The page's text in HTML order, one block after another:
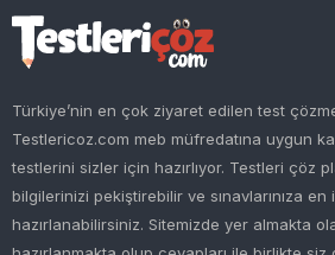
Türkiye’nin en çok ziyaret edilen test
Testlericoz.com meb müfredatına uygun
testlerini sizler için hazırlıyor. Testleri çöz
bilgilerinizi pekiştirebilir ve sınavlarınıza en
hazırlanabilirsiniz. Sitemizde yer almakta